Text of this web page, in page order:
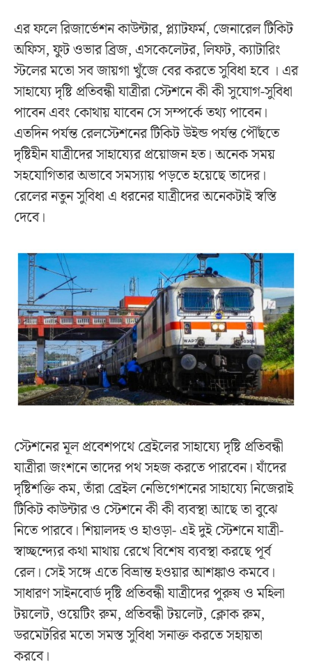
এর ফলে রিজার্ভেশন কাউন্টার, প্ল্যাটফর্ম, জেনারেল টিকিট
অফিস, ফুট ওভার ব্রিজ, এসকেলেটর, লিফট, ক্যাটারিং
স্টলের মতো সব জায়গা খুঁজে বের করতে সুবিধা হবে । এর
সাহায্যে দৃষ্টি প্রতিবন্ধী যাত্রীরা স্টেশনে কী কী সুযোগ-সুবিধা
পাবেন এবং কোথায় যাবেন সে সম্পর্কে তথ্য পাবেন।
এতদিন পর্যন্ত রেলস্টেশনের টিকিট উইন্ড পর্যন্ত পৌঁছতে
দৃষ্টিহীন যাত্রীদের সাহায্যের প্রয়োজন হত। অনেক সময়
সহযোগিতার অভাবে সমস্যায় পড়তে হয়েছে তাদের।
রেলের নতুন সুবিধা এ ধরনের যাত্রীদের অনেকটাই স্বস্তি
দেবে।
স্টেশনের মূল প্রবেশপথে ব্রেইলের সাহায্যে দৃষ্টি প্রতিবন্ধী
যাত্রীরা জংশনে তাদের পথ সহজ করতে পারবেন। যাঁদের
দৃষ্টিশক্তি কম, তাঁরা ব্রেইল নেভিগেশনের সাহায্যে নিজেরাই
টিকিট কাউন্টার ও স্টেশনে কী কী ব্যবস্থা আছে তা বুঝে
নিতে পারবে। শিয়ালদহ ও হাওড়া- এই দুই স্টেশনে যাত্রী-
স্বাচ্ছন্দ্যের কথা মাথায় রেখে বিশেষ ব্যবস্থা করছে পূর্ব
রেল। সেই সঙ্গে এতে বিভ্রান্ত হওয়ার আশঙ্কাও কমবে।
সাধারণ সাইনবোর্ড দৃষ্টি প্রতিবন্ধী যাত্রীদের পুরুষ ও মহিলা
টয়লেট, ওয়েটিং রুম, প্রতিবন্ধী টয়লেট, ক্লোক রুম,
ডরমেটরির মতো সমস্ত সুবিধা সনাক্ত করতে সহায়তা
করবে।